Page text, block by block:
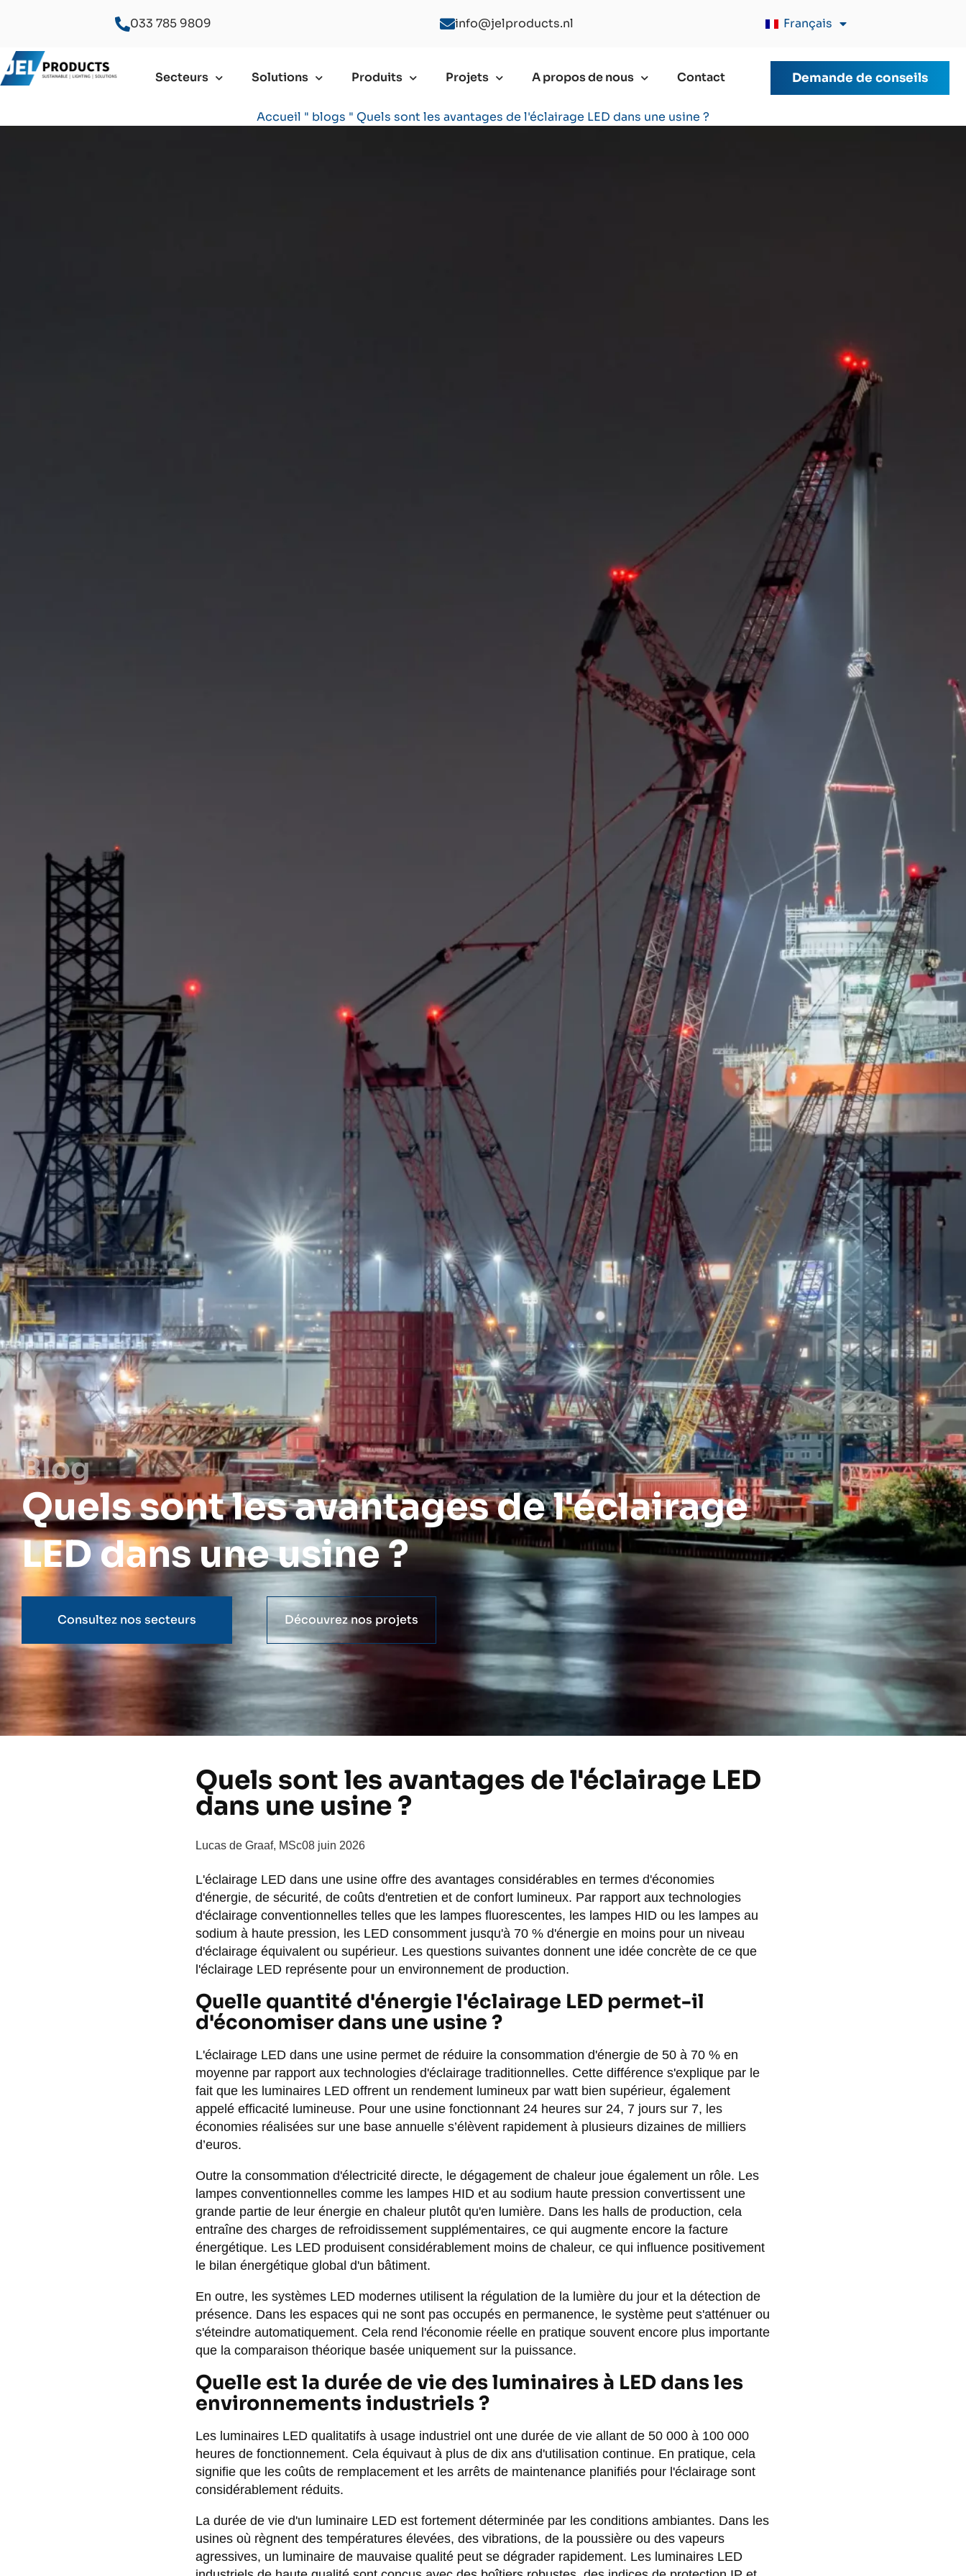
033 785 9809 info@jelproducts.nl Français
Secteurs Solutions Produits Projets A propos de nous Contact Demande de conseils
Accueil " blogs " Quels sont les avantages de l'éclairage LED dans une usine ?
Blog
Quels sont les avantages de l'éclairage
LED dans une usine ?
Consultez nos secteurs Découvrez nos projets
Quels sont les avantages de l'éclairage LED
dans une usine ?
Lucas de Graaf, MSc08 juin 2026
L'éclairage LED dans une usine offre des avantages considérables en termes d'économies
d'énergie, de sécurité, de coûts d'entretien et de confort lumineux. Par rapport aux technologies
d'éclairage conventionnelles telles que les lampes fluorescentes, les lampes HID ou les lampes au
sodium à haute pression, les LED consomment jusqu'à 70 % d'énergie en moins pour un niveau
d'éclairage équivalent ou supérieur. Les questions suivantes donnent une idée concrète de ce que
l'éclairage LED représente pour un environnement de production.
Quelle quantité d'énergie l'éclairage LED permet-il
d'économiser dans une usine ?
L'éclairage LED dans une usine permet de réduire la consommation d'énergie de 50 à 70 % en
moyenne par rapport aux technologies d'éclairage traditionnelles. Cette différence s'explique par le
fait que les luminaires LED offrent un rendement lumineux par watt bien supérieur, également
appelé efficacité lumineuse. Pour une usine fonctionnant 24 heures sur 24, 7 jours sur 7, les
économies réalisées sur une base annuelle s’élèvent rapidement à plusieurs dizaines de milliers
d’euros.
Outre la consommation d'électricité directe, le dégagement de chaleur joue également un rôle. Les
lampes conventionnelles comme les lampes HID et au sodium haute pression convertissent une
grande partie de leur énergie en chaleur plutôt qu'en lumière. Dans les halls de production, cela
entraîne des charges de refroidissement supplémentaires, ce qui augmente encore la facture
énergétique. Les LED produisent considérablement moins de chaleur, ce qui influence positivement
le bilan énergétique global d'un bâtiment.
En outre, les systèmes LED modernes utilisent la régulation de la lumière du jour et la détection de
présence. Dans les espaces qui ne sont pas occupés en permanence, le système peut s'atténuer ou
s'éteindre automatiquement. Cela rend l'économie réelle en pratique souvent encore plus importante
que la comparaison théorique basée uniquement sur la puissance.
Quelle est la durée de vie des luminaires à LED dans les
environnements industriels ?
Les luminaires LED qualitatifs à usage industriel ont une durée de vie allant de 50 000 à 100 000
heures de fonctionnement. Cela équivaut à plus de dix ans d'utilisation continue. En pratique, cela
signifie que les coûts de remplacement et les arrêts de maintenance planifiés pour l'éclairage sont
considérablement réduits.
La durée de vie d'un luminaire LED est fortement déterminée par les conditions ambiantes. Dans les
usines où règnent des températures élevées, des vibrations, de la poussière ou des vapeurs
agressives, un luminaire de mauvaise qualité peut se dégrader rapidement. Les luminaires LED